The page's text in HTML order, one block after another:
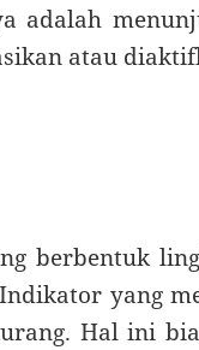
adalah
atau
berbentuk
yang
Hal ini